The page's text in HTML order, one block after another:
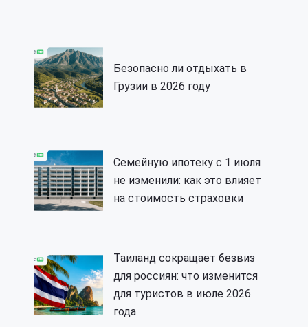
Безопасно ли отдыхать в
Грузии в 2026 году
Семейную ипотеку с 1 июля
не изменили: как это влияет
на стоимость страховки
Таиланд сокращает безвиз
для россиян: что изменится
для туристов в июле 2026
года